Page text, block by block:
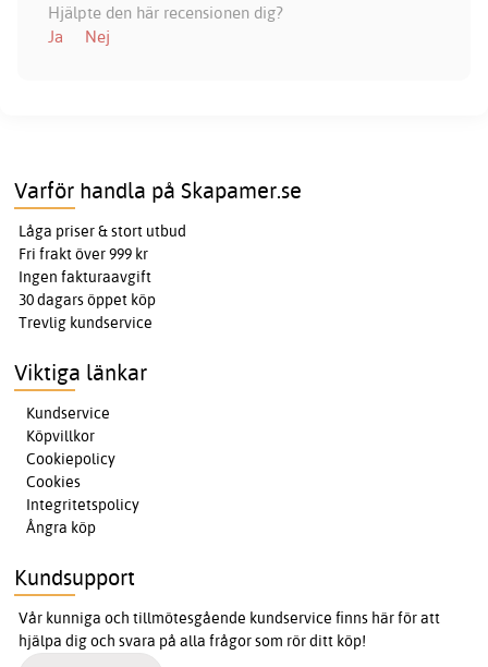
Hjälpte den här recensionen dig?
Ja
Nej
Varför handla på Skapamer.se
Låga priser & stort utbud
Fri frakt över 999 kr
Ingen fakturaavgift
30 dagars öppet köp
Trevlig kundservice
Viktiga länkar
Kundservice
Köpvillkor
Cookiepolicy
Cookies
Integritetspolicy
Ångra köp
Kundsupport
Vår kunniga och tillmötesgående kundservice finns här för att
hjälpa dig och svara på alla frågor som rör ditt köp!